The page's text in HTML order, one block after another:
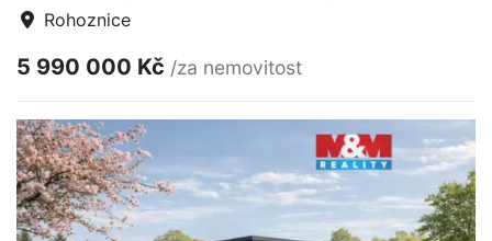
Rohoznice
5 990 000 Kč /za nemovitost